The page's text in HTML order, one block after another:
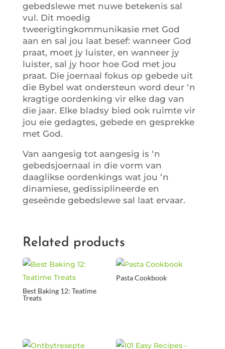
gebedslewe met nuwe betekenis sal
vul. Dit moedig
tweerigtingkommunikasie met God
aan en sal jou laat besef: wanneer God
praat, moet jy luister, en wanneer jy
luister, sal jy hoor hoe God met jou
praat. Die joernaal fokus op gebede uit
die Bybel wat ondersteun word deur ‘n
kragtige oordenking vir elke dag van
die jaar. Elke bladsy bied ook ruimte vir
jou eie gedagtes, gebede en gesprekke
met God.
Van aangesig tot aangesig is ‘n
gebedsjoernaal in die vorm van
daaglikse oordenkings wat jou ‘n
dinamiese, gedissiplineerde en
geseënde gebedslewe sal laat ervaar.
Related products
Best Baking 12: Teatime
Treats
Pasta Cookbook